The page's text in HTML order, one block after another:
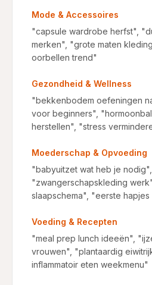
Mode & Accessoires
"capsule wardrobe herfst",
merken", "grote maten
oorbellen trend"
Gezondheid & Wellness
"bekkenbodem oefeningen
voor beginners",
herstellen", "stress
Moederschap & Opvoeding
"babyuitzet wat heb je nodig",
"zwangerschapskleding
slaapschema", "eerste
Voeding & Recepten
"meal prep lunch ideeën",
vrouwen", "plantaardig
inflammatoir eten weekmenu"